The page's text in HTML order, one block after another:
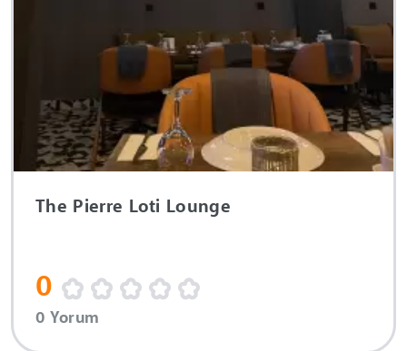
The Pierre Loti Lounge
0
0 Yorum